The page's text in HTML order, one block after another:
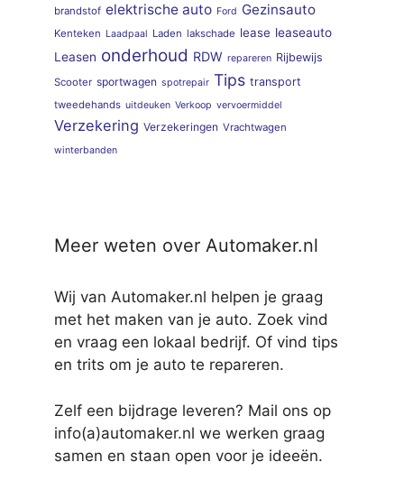
brandstof elektrische auto Ford Gezinsauto
Kenteken Laadpaal Laden lakschade lease leaseauto
Leasen onderhoud RDW repareren Rijbewijs
Scooter sportwagen spotrepair Tips transport
tweedehands uitdeuken Verkoop vervoermiddel
Verzekering Verzekeringen Vrachtwagen
winterbanden
Meer weten over Automaker.nl
Wij van Automaker.nl helpen je graag
met het maken van je auto. Zoek vind
en vraag een lokaal bedrijf. Of vind tips
en trits om je auto te repareren.
Zelf een bijdrage leveren? Mail ons op
info(a)automaker.nl we werken graag
samen en staan open voor je ideeën.